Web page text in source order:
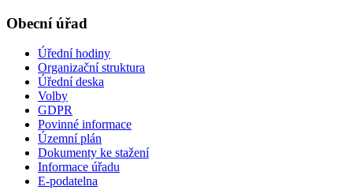
Obecní úřad
Úřední hodiny
Organizační struktura
Úřední deska
Volby
GDPR
Povinné informace
Územní plán
Dokumenty ke stažení
Informace úřadu
E-podatelna